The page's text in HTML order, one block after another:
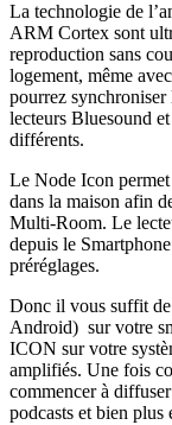
La technologie de
ARM Cortex sont
reproduction sans
logement, même
pourrez
lecteurs Bluesound
différents.
Le Node Icon permet
dans la maison afin
Multi-Room. Le
depuis le
préréglages.
Donc il vous suffit
Android) sur votre
ICON sur votre
amplifiés. Une fois
commencer à
podcasts et bien plus